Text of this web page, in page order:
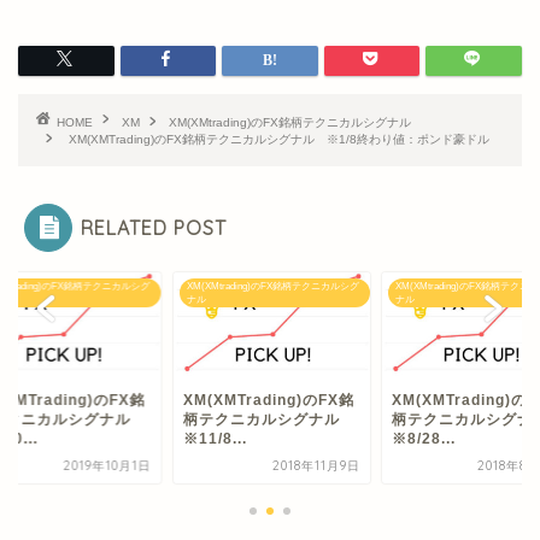
HOME XM
XM(XMtrading)のFX銘柄テクニカルシグナル
XM(XMTrading)のFX銘柄テクニカルシグナル ※1/8終わり値：ポンド豪ドル
RELATED POST
のFX銘柄テクニカルシグ
のFX銘
クニカルシグナル
2019年10月1日
XM(XMtrading)のFX銘柄テクニカルシグ
ナル
XM(XMTrading)のFX銘
柄テクニカルシグナル
※11/8...
2018年11月9日
XM(XMtrading)のFX銘柄テクニ
ナル
XM(XMTrading)の
柄テクニカルシグ
※8/28...
2018年8